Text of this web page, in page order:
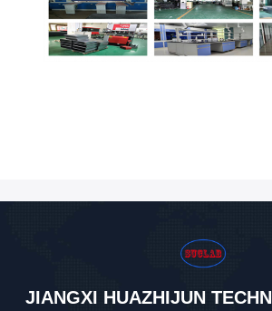
JIANGXI HUAZHIJUN